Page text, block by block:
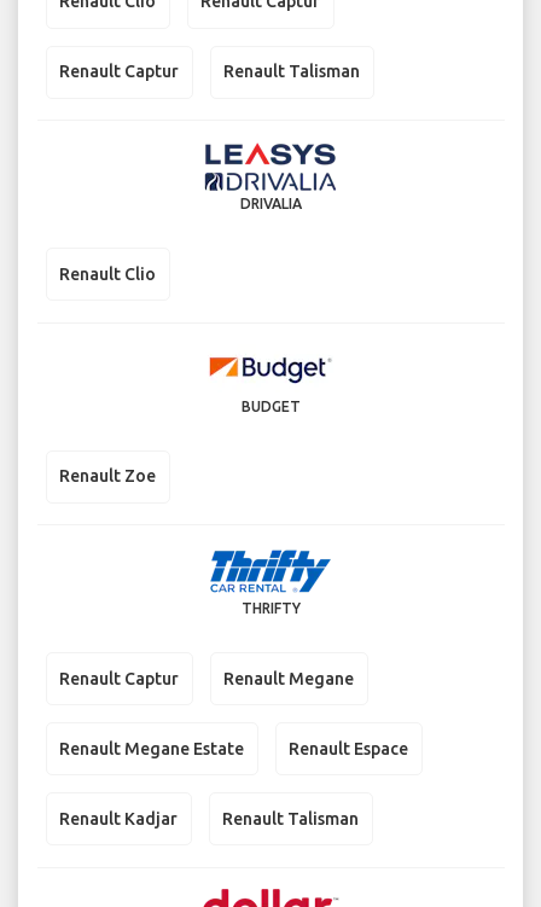
Renault Captur Renault Talisman
DRIVALIA
Renault Clio
BUDGET
Renault Zoe
THRIFTY
Renault Captur Renault Megane
Renault Megane Estate Renault Espace
Renault Kadjar Renault Talisman